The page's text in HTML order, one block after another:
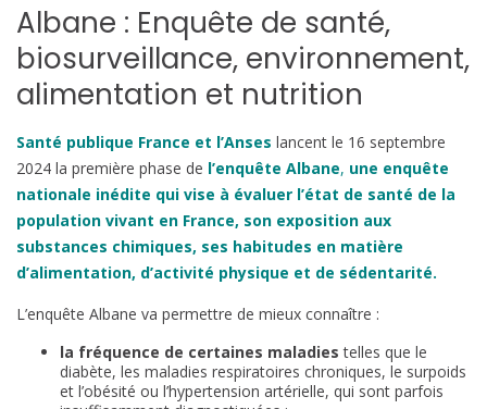
Albane : Enquête de santé,
biosurveillance, environnement,
alimentation et nutrition
Santé publique France et l’Anses lancent le 16 septembre
2024 la première phase de l’enquête Albane, une enquête
nationale inédite qui vise à évaluer l’état de santé de la
population vivant en France, son exposition aux
substances chimiques, ses habitudes en matière
d’alimentation, d’activité physique et de sédentarité.
L’enquête Albane va permettre de mieux connaître :
la fréquence de certaines maladies telles que le
diabète, les maladies respiratoires chroniques, le surpoids
et l’obésité ou l’hypertension artérielle, qui sont parfois